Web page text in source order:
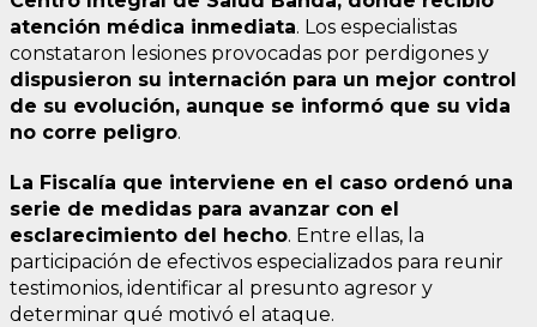
atención médica inmediata. Los especialistas
constataron lesiones provocadas por perdigones y
dispusieron su internación para un mejor control
de su evolución, aunque se informó que su vida
no corre peligro.
La Fiscalía que interviene en el caso ordenó una
serie de medidas para avanzar con el
esclarecimiento del hecho. Entre ellas, la
participación de efectivos especializados para reunir
testimonios, identificar al presunto agresor y
determinar qué motivó el ataque.